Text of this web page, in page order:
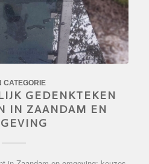
CATEGORIE
GEDENKTEKEN
IN ZAANDAM EN